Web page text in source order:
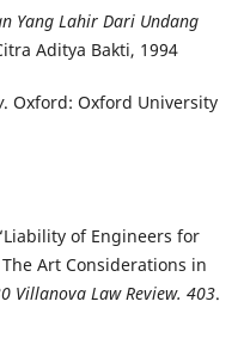
Yang Lahir Dari Undang
Aditya Bakti, 1994
. Oxford: Oxford University
of Engineers for
Art Considerations in
Villanova Law Review. 403.